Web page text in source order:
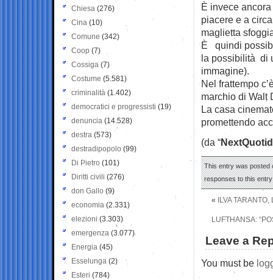
È invece
piacere e a
maglietta
È quindi
la possibilità di
immagine).
Nel frattempo
marchio di Walt
La casa
promettendo
(da “
This entry was posted
responses to this
« ILVA
LUFTHANSA:
Leave a
You must be
Chiesa (276)
Cina (10)
Comune (342)
Coop (7)
Cossiga (7)
Costume (5.581)
criminalità (1.402)
democratici e progressisti (19)
denuncia (14.528)
destra (573)
destradipopolo (99)
Di Pietro (101)
Diritti civili (276)
don Gallo (9)
economia (2.331)
elezioni (3.303)
emergenza (3.077)
Energia (45)
Esselunga (2)
Esteri (784)